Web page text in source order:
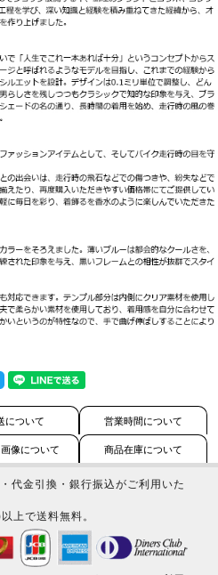
について 営業時間について
像について 商品在庫について
代金引換・銀行振込がご利用いた
上で送料無料。